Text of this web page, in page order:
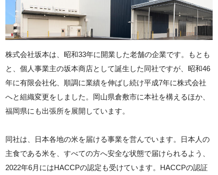
株式会社坂本は、昭和33年に開業した老舗の企業です。もとも
と、個人事業主の坂本商店として誕生した同社ですが、昭和46
年に有限会社化、順調に業績を伸ばし続け平成7年に株式会社
へと組織変更をしました。岡山県倉敷市に本社を構えるほか、
福岡県にも出張所を展開しています。
同社は、日本各地の米を届ける事業を営んでいます。日本人の
主食である米を、すべての方へ安全な状態で届けられるよう、
2022年6月にはHACCPの認定も受けています。HACCPの認証